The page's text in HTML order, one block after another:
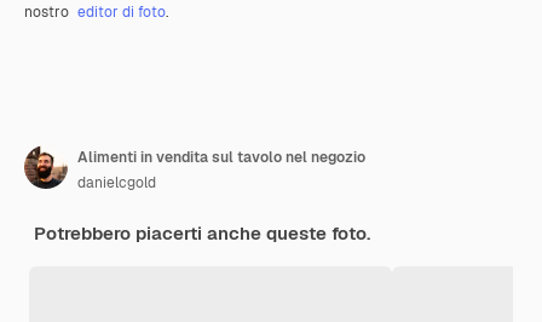
nostro editor di foto.
Alimenti in vendita sul tavolo nel negozio
danielcgold
Potrebbero piacerti anche queste foto.